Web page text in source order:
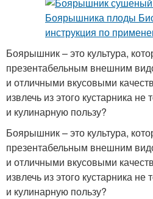
Боярышник – это культура,
презентабельным внешним
и отличными вкусовыми
извлечь из этого кустарника
и кулинарную пользу?
Боярышник – это культура,
презентабельным внешним
и отличными вкусовыми
извлечь из этого кустарника
и кулинарную пользу?